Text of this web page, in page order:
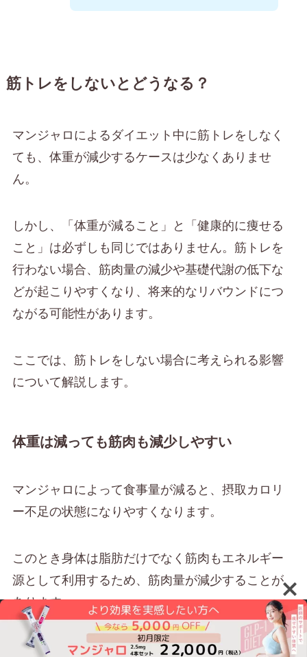
筋トレをしないとどうなる？
マンジャロによるダイエット中に筋トレをしなく
ても、体重が減少するケースは少なくありませ
ん。
しかし、「体重が減ること」と「健康的に痩せる
こと」は必ずしも同じではありません。筋トレを
行わない場合、筋肉量の減少や基礎代謝の低下な
どが起こりやすくなり、将来的なリバウンドにつ
ながる可能性があります。
ここでは、筋トレをしない場合に考えられる影響
について解説します。
体重は減っても筋肉も減少しやすい
マンジャロによって食事量が減ると、摂取カロリ
ー不足の状態になりやすくなります。
このとき身体は脂肪だけでなく筋肉もエネルギー
源として利用するため、筋肉量が減少することが
あります。
特に運動習慣がない方や高齢者では、筋肉量の低